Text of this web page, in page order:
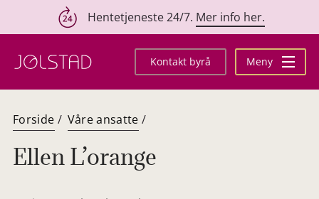
innhold
Hentetjeneste 24/7. Mer info her.
Kontakt byrå Meny
Forside / Våre ansatte /
Ellen L’orange